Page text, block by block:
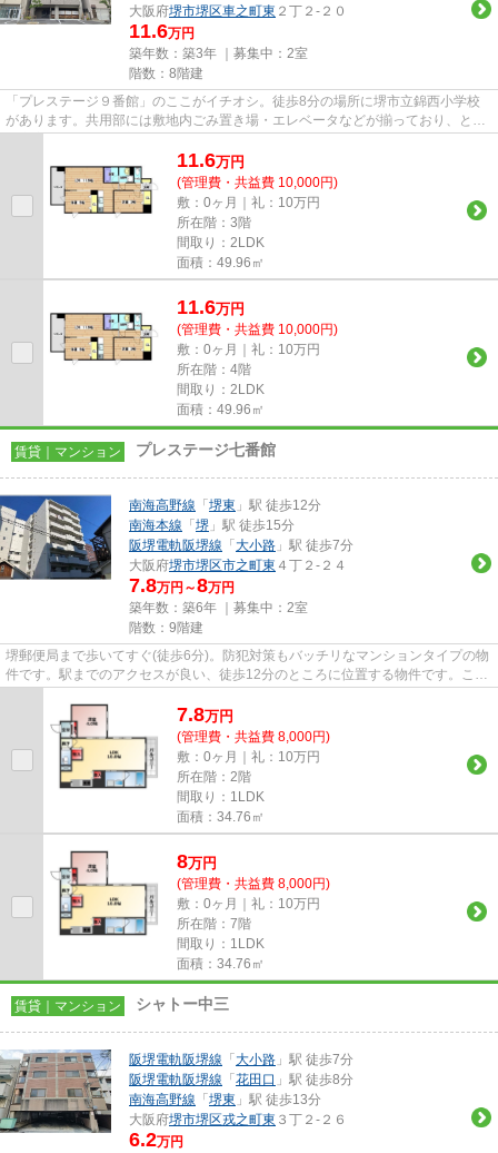
大阪府堺市堺区車之町東 ２丁２-２０
11.6万円
築年数：築3年 ｜募集中： 2室
階数：8階建
「プレステージ９番館」のここがイチオシ。徒歩8分の場所に堺市立錦西小学校
があります。共用部には敷地内ごみ置き場・エレベータなどが揃っており、とて
11.6万円
(管理費・共益費 10,000円)
敷：0ヶ月｜礼：10万円
所在階：3階
間取り：2LDK
面積：49.96㎡
11.6万円
(管理費・共益費 10,000円)
敷：0ヶ月｜礼：10万円
所在階：4階
間取り：2LDK
面積：49.96㎡
賃貸｜マンション プレステージ七番館
南海高野線 「 堺東 」駅 徒歩12分
南海本線 「 堺 」駅 徒歩15分
阪堺電軌阪堺線 「 大小路 」駅 徒歩7分
大阪府堺市堺区市之町東 ４丁２-２４
7.8万円～8万円
築年数：築6年 ｜募集中： 2室
階数：9階建
堺郵便局まで歩いてすぐ(徒歩6分)。防犯対策もバッチリなマンションタイプの物
件です。駅までのアクセスが良い、徒歩12分のところに位置する物件です。こち
7.8万円
(管理費・共益費 8,000円)
敷：0ヶ月｜礼：10万円
所在階：2階
間取り：1LDK
面積：34.76㎡
8万円
(管理費・共益費 8,000円)
敷：0ヶ月｜礼：10万円
所在階：7階
間取り：1LDK
面積：34.76㎡
賃貸｜マンション シャトー中三
阪堺電軌阪堺線 「 大小路 」駅 徒歩7分
阪堺電軌阪堺線 「 花田口 」駅 徒歩8分
南海高野線 「 堺東 」駅 徒歩13分
大阪府堺市堺区戎之町東 ３丁２-２６
6.2万円